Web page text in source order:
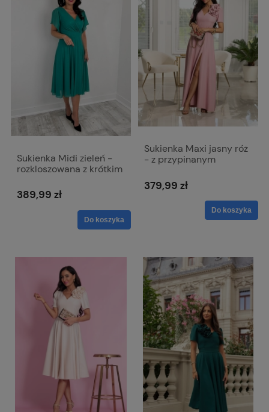
Sukienka Midi zieleń -
rozkloszowana z krótkim
389,99 zł
Do koszyka
Sukienka Maxi jasny róż
- z przypinanym
379,99 zł
Do koszyka